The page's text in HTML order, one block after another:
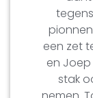
een zet
en
stak